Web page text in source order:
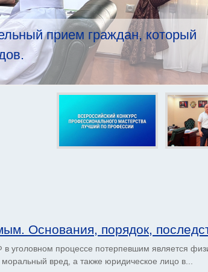
прием граждан, который
Основания, порядок,
в уголов­ном процессе потерпевшим является
вред, а также юриди­ческое лицо в...